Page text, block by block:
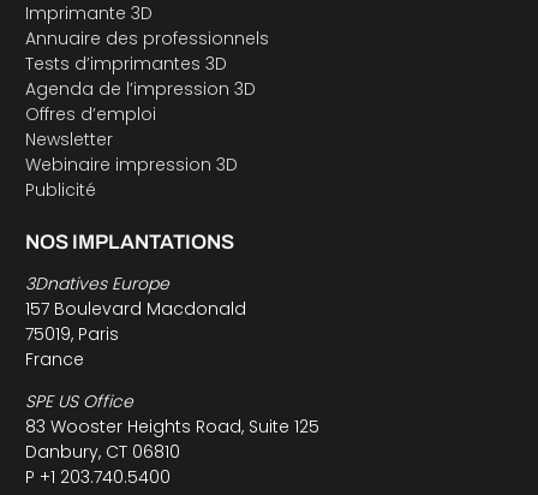
Imprimante 3D
Annuaire des professionnels
Tests d’imprimantes 3D
Agenda de l’impression 3D
Offres d’emploi
Newsletter
Webinaire impression 3D
Publicité
NOS IMPLANTATIONS
3Dnatives Europe
157 Boulevard Macdonald
75019, Paris
France
SPE US Office
83 Wooster Heights Road, Suite 125
Danbury, CT 06810
P +1 203.740.5400